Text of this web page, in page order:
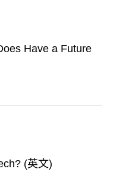
Have a Future
(英文)